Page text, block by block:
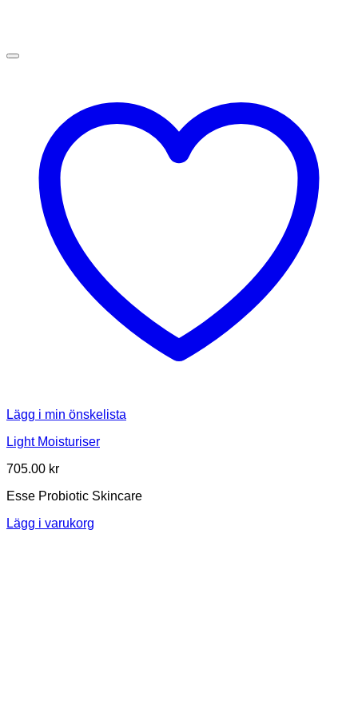
Lägg i min önskelista
Light Moisturiser
705.00 kr
Esse Probiotic Skincare
Lägg i varukorg